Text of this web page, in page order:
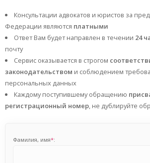
Консультации адвокатов и юристов за
Федерации являются платными
Ответ Вам будет направлен в течении 24
почту
Сервис оказывается в строгом
законодательством и соблюдением
персональных данных
Каждому поступившему обращению
регистрационный номер, не дублируйте
Фамилия, имя*: